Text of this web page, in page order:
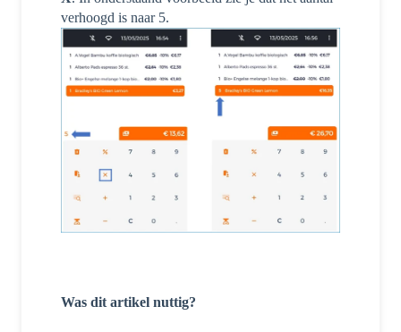
verhoogd is naar 5.
Was dit artikel nuttig?